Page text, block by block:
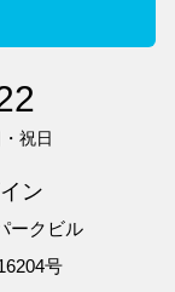
・祝日
ン
ークビル
号